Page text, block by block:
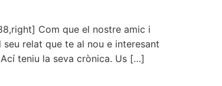
Com que el nostre amic i
relat que te al nou e interesant
teniu la seva crònica. Us […]